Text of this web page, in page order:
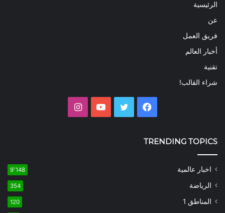
الرئيسية
عن
فريق العمل
أخبار العالم
تقنية
شراء القالب!
فيسبوك تويتر يوتيوب
TRENDING TOPICS
اخبار عالمية 9٬148
الرياضة 354
المناطق 1 120